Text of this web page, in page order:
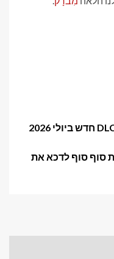
סוף סוף לדכא את